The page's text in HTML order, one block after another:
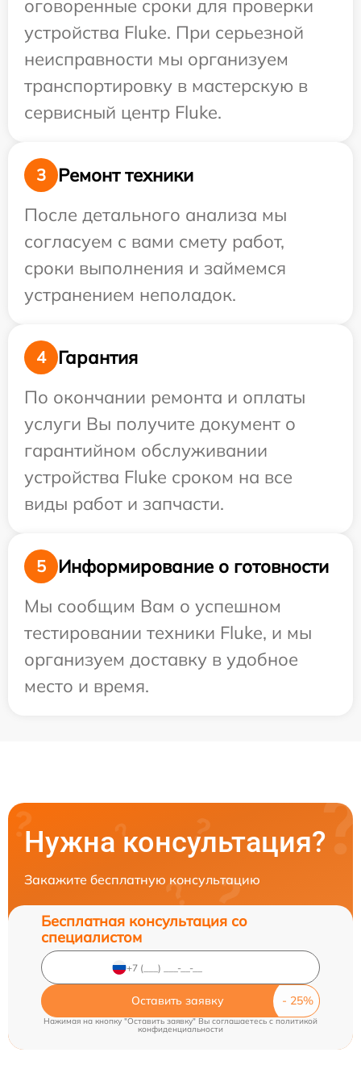
оговоренные сроки для проверки
устройства Fluke. При серьезной
неисправности мы организуем
транспортировку в мастерскую в
сервисный центр Fluke.
3
Ремонт техники
После детального анализа мы
согласуем с вами смету работ,
сроки выполнения и займемся
устранением неполадок.
4
Гарантия
По окончании ремонта и оплаты
услуги Вы получите документ о
гарантийном обслуживании
устройства Fluke сроком на все
виды работ и запчасти.
5
Информирование о готовности
Мы сообщим Вам о успешном
тестировании техники Fluke, и мы
организуем доставку в удобное
место и время.
Нужна консультация?
Закажите бесплатную консультацию
Бесплатная консультация со
специалистом
Оставить заявку
Нажимая на кнопку "Оставить заявку" Вы соглашаетесь cполитикой
конфиденциальности